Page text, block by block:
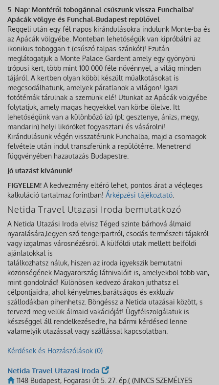
5. Nap: Montéről tobogánnal csúszunk vissza Funchalba!
Apácák völgye és Funchal-Budapest repülővel
Reggeli után egy fél napos kirándulásokra indulunk Monte-ba és
az Apácák völgyébe. Monteban lehetőségük van kipróbálni az
ikonikus toboggan-t (csúszó talpas szánkót)! Ezután
meglátogatjuk a Monte Palace Gardent amely egy gyönyörű
trópusi kert, több mint 100 000 féle növénnyel, a világ minden
tájáról. A kertben olyan köböl készült műalkotásokat is
megcsodálhatunk, amelyek páratlanok a világon! Igazi
fotótémák tárulnak a szemünk elé! Utunkat az Apácák völgyébe
folytatjuk, amely magas hegyekkel van körbe ölelve. Itt
lehetőségünk van a különböző ízű (pl: gesztenye, ánizs, megy,
mandarin) helyi likőröket fogyasztani és vásárolni!
Kirándulásunk végén visszatérünk Funchalba, majd a csomagok
felvétele után indul transzferünk a repülőtérre. Menetrend
függvényében hazautazás Budapestre.
Jó utazást kívánunk!
FIGYELEM! A kedvezmény eltérő lehet, pontos árat a végleges
kalkuláció tartalmaz forintban! Árképzési tájékoztató
Netida Travel Utazasi Iroda bemutatkozó
A Netida Utazási Iroda elvisz Téged szinte bárhová álmaid
nyaralására,legyen szó tengerpartról, csodás természeti tájakról
vagy izgalmas városnézésről. A külföldi utak mellett belföldi
ajánlatokkal is
találkozhatsz náluk, hiszen az iroda igyekszik bemutatni
közönségének Magyarország látnivalóit is, amelyekből több van,
mint gondolnád! Különösen kedvező árakon juthatsz el
célpontjaidra, ahol kényelmes,barátságos és exkluzív
szállodákban pihenhetsz. Böngéssz a Netida utazásai között, s
tervezd meg velük álmaid vakációját! Ügyfélszolgálatuk is
készséggel áll rendelkezésedre, ha bármi kérdésed lenne
valamelyik utazással vagy szállással kapcsolatban.
Kérdések és Hozzászólások (0)
Netida Travel Utazasi Iroda
1148 Budapest, Fogarasi út 5. 27. ép.( (NINCS SZEMÉLYES